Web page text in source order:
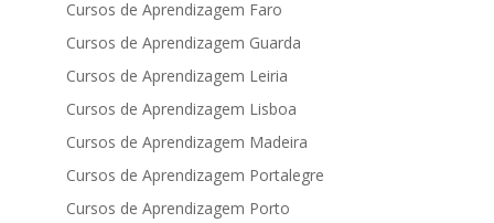
Cursos de Aprendizagem Faro
Cursos de Aprendizagem Guarda
Cursos de Aprendizagem Leiria
Cursos de Aprendizagem Lisboa
Cursos de Aprendizagem Madeira
Cursos de Aprendizagem Portalegre
Cursos de Aprendizagem Porto